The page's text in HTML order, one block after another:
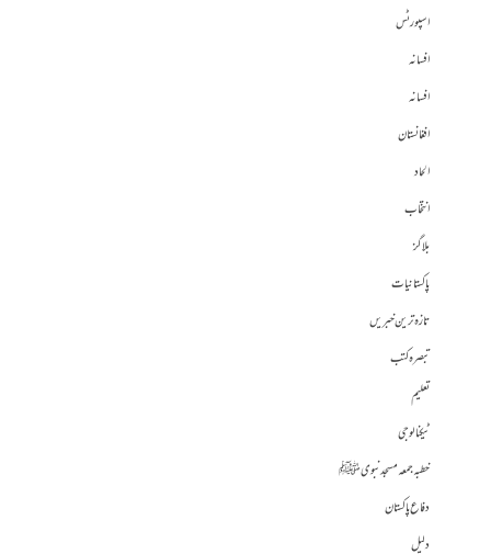
اسپورٹس
افسانہ
افسانہ
افغانستان
الحاد
انتخاب
بلاگز
پاکستانیات
تازہ ترین خبریں
تبصرہ کتب
تعلیم
ٹیکنالوجی
خطبہ جمعہ مسجد نبوی ﷺ
دفاع پاکستان
دلیل